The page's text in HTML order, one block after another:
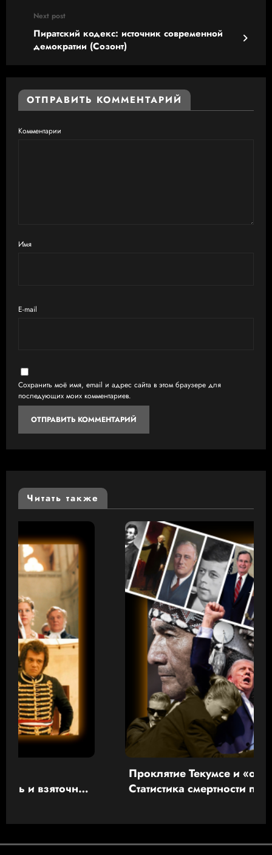
Next post
Пиратский кодекс: источник современной
демократии (Созонт)
ОТПРАВИТЬ КОММЕНТАРИЙ
Комментарии
Имя
E-mail
Сохранить моё имя, email и адрес сайта в этом браузере для
последующих моих комментариев.
Читать также
Проклятие Текумсе и «ошибка»
Статистика смертности